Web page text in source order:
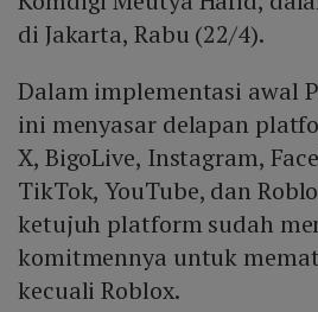
di Jakarta, Rabu (22/4).
Dalam implementasi awal
ini menyasar delapan
X, BigoLive, Instagram,
TikTok, YouTube, dan
ketujuh platform sudah
komitmennya untuk
kecuali Roblox.